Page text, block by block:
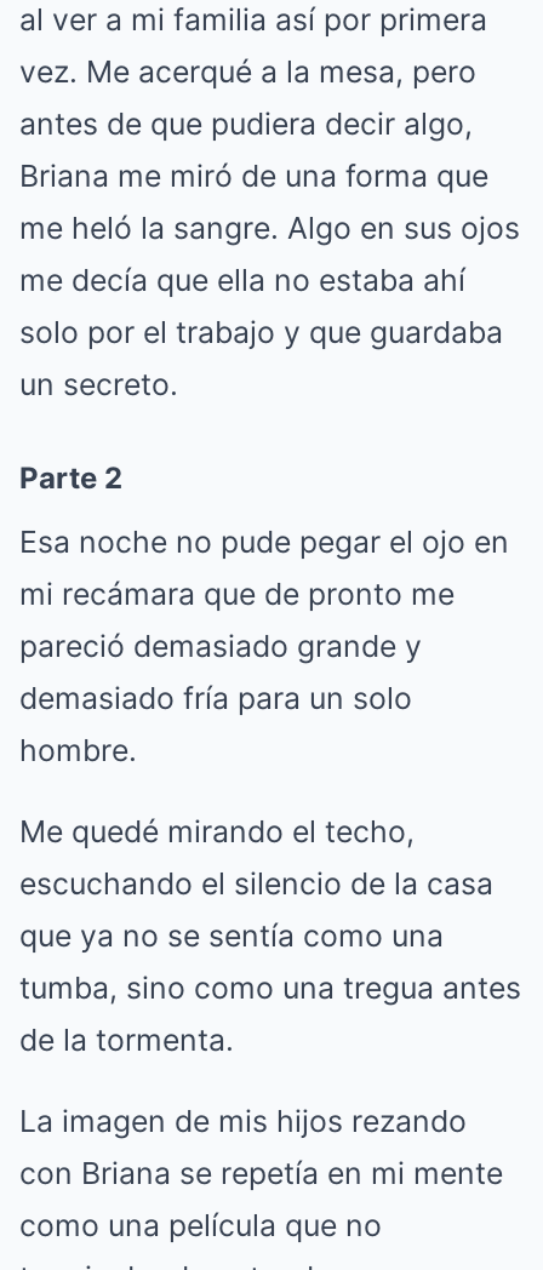
al ver a mi familia así por primera
vez. Me acerqué a la mesa, pero
antes de que pudiera decir algo,
Briana me miró de una forma que
me heló la sangre. Algo en sus ojos
me decía que ella no estaba ahí
solo por el trabajo y que guardaba
un secreto.
Parte 2
Esa noche no pude pegar el ojo en
mi recámara que de pronto me
pareció demasiado grande y
demasiado fría para un solo
hombre.
Me quedé mirando el techo,
escuchando el silencio de la casa
que ya no se sentía como una
tumba, sino como una tregua antes
de la tormenta.
La imagen de mis hijos rezando
con Briana se repetía en mi mente
como una película que no